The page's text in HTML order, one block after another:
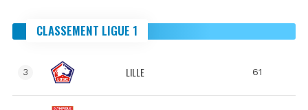
CLASSEMENT LIGUE 1
3 LILLE 61